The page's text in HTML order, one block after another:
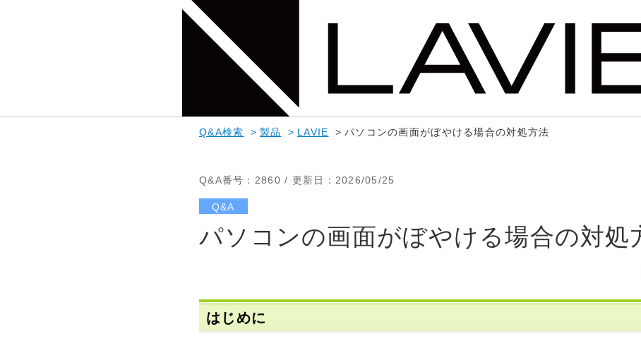
Q&A検索 > 製品 > LAVIE > パソコンの画面がぼやける場合の対処方法
Q&A番号 ：2860 / 更新日 ：2026/05/25
Q&A
パソコンの画面がぼやける場合の対処
はじめに